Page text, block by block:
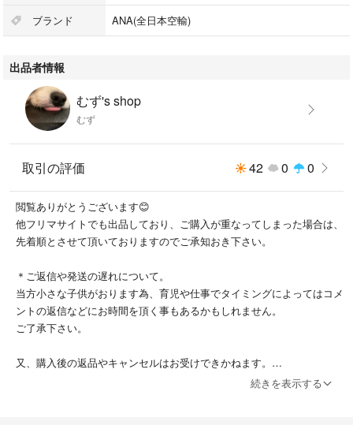
ブランド ANA(全日本空輸)
出品者情報
むず's shop
むず
取引の評価 42 0 0
閲覧ありがとうございます😊
他フリマサイトでも出品しており、ご購入が重なってしまった場合は、
先着順とさせて頂いておりますのでご承知おき下さい。
＊ご返信や発送の遅れについて。
当方小さな子供がおります為、育児や仕事でタイミングによってはコメ
ントの返信などにお時間を頂く事もあるかもしれません。
ご了承下さい。
又、購入後の返品やキャンセルはお受けできかねます。
発送後の過程での事故や不備については責任は負いかねます。
続きを表示する